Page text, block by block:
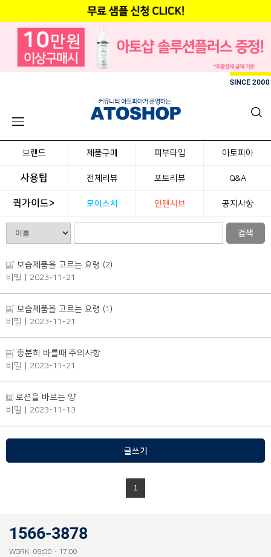
브랜드 제품구매 피부타입 아토피아
사용팁 전체리뷰 포토리뷰 Q&A
퀵가이드> 모이스처 인텐시브 공지사항
검색
보습제품을 고르는 요령 (2)
비밀 | 2023-11-21
보습제품을 고르는 요령 (1)
비밀 | 2023-11-21
충분히 바를때 주의사항
비밀 | 2023-11-21
로션을 바르는 양
비밀 | 2023-11-13
글쓰기
1
1566-3878
WORK 09:00 - 17:00